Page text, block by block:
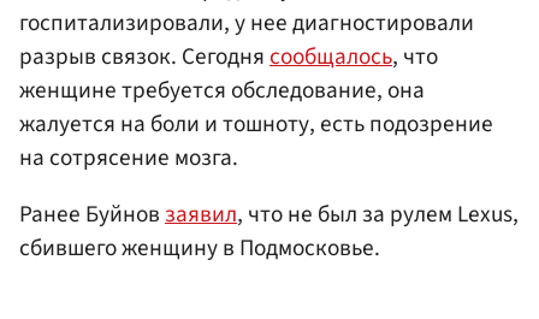
госпитализировали, у нее диагностировали
разрыв связок. Сегоднясообщалось, что
женщине требуется обследование, она
жалуется на боли и тошноту, есть подозрение
на сотрясение мозга.
Ранее Буйновзаявил, что не был за рулем Lexus,
сбившего женщину в Подмосковье.